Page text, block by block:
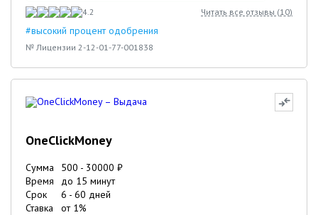
4.2 Читать все отзывы (10)
#высокий процент одобрения
№ Лицензии 2-12-01-77-001838
OneClickMoney
Сумма 500 - 30000 ₽
Время
до 15 минут
Срок
6 - 60 дней
Ставка
от 1%